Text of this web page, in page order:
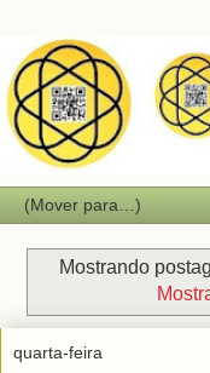
Mostrando
quarta-feira